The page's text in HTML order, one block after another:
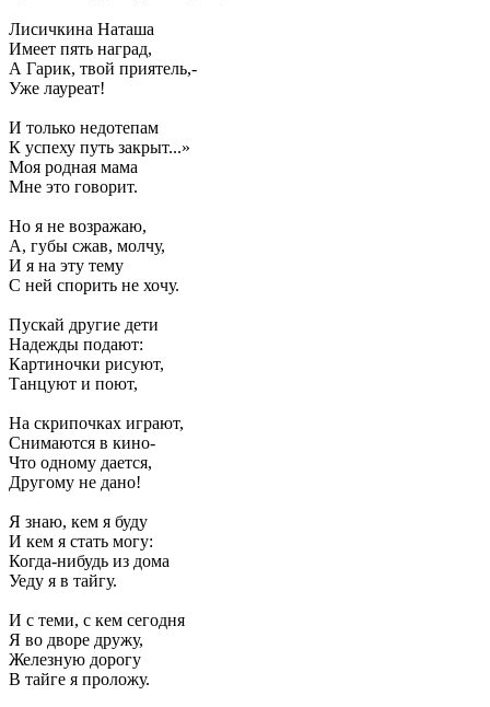
Лисичкина Наташа
Имеет пять наград,
А Гарик, твой приятель,-
Уже лауреат!
И только недотепам
К успеху путь закрыт...»
Моя родная мама
Мне это говорит.
Но я не возражаю,
А, губы сжав, молчу,
И я на эту тему
С ней спорить не хочу.
Пускай другие дети
Надежды подают:
Картиночки рисуют,
Танцуют и поют,
На скрипочках играют,
Снимаются в кино-
Что одному дается,
Другому не дано!
Я знаю, кем я буду
И кем я стать могу:
Когда-нибудь из дома
Уеду я в тайгу.
И с теми, с кем сегодня
Я во дворе дружу,
Железную дорогу
В тайге я проложу.